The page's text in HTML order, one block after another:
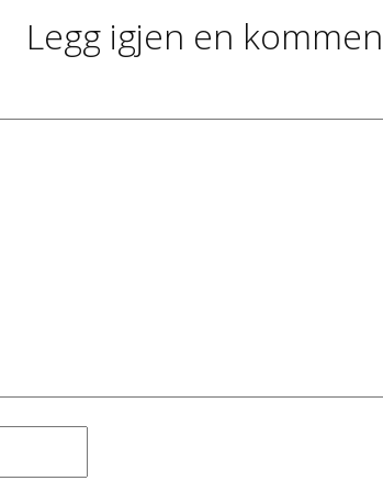
Legg igjen en